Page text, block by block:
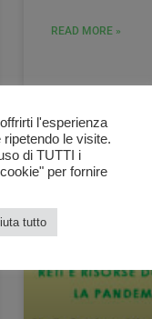
READ MORE »
l'esperienza
le visite.
di TUTTI i
per fornire
tutto